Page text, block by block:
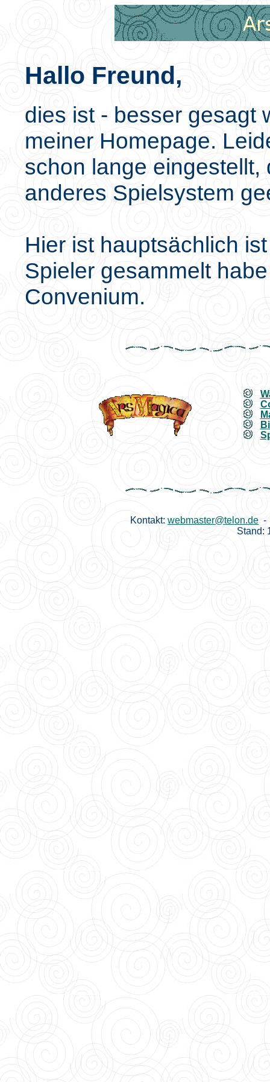
Hallo Freund,
dies ist - besser gesagt
meiner Homepage.
schon lange
anderes Spielsystem
Hier ist hauptsächlich
Spieler gesammelt
Convenium.
Kontakt: webmaster@telon.de -
Stand: